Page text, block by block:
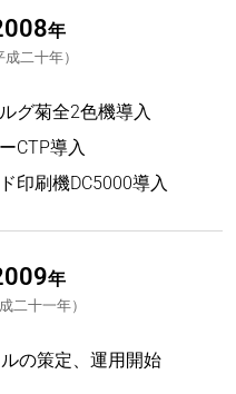
年
成二十年
グ菊全2色機導入
CTP導入
印刷機DC5000導入
年
二十一年
の策定、運用開始